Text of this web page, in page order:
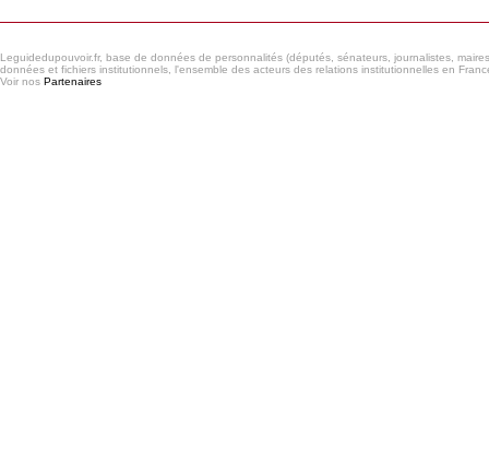
Leguidedupouvoir.fr, base de données de personnalités (députés, sénateurs, journalistes,
données et fichiers institutionnels, l'ensemble des acteurs des relations institutionnelles en
Voir nos Partenaires